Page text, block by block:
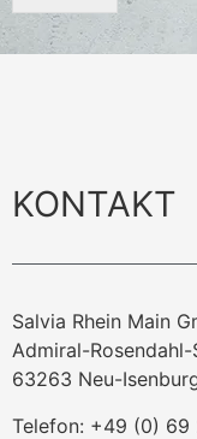
KONTAKT
Salvia Rhein Main
Admiral-Rosendahl-
63263 Neu-
Telefon: +49 (0)